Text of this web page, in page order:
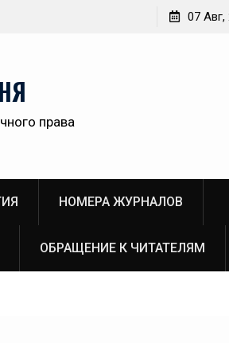
Обращение главного редактора
07 Авг,
права
НОМЕРА ЖУРНАЛОВ
ОБРАЩЕНИЕ К ЧИТАТЕЛЯМ